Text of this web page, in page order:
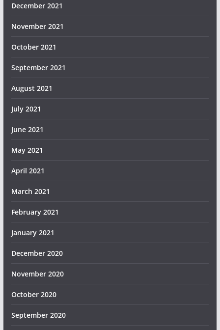
December 2021
November 2021
October 2021
September 2021
August 2021
July 2021
June 2021
May 2021
April 2021
March 2021
February 2021
January 2021
December 2020
November 2020
October 2020
September 2020